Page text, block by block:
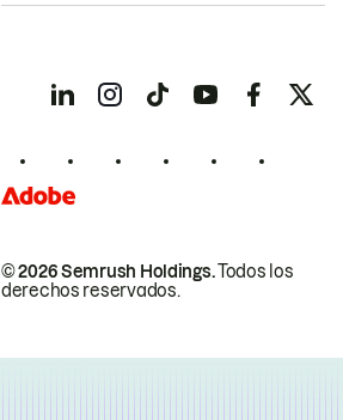
© 2026 Semrush Holdings.Todos los
derechos reservados.